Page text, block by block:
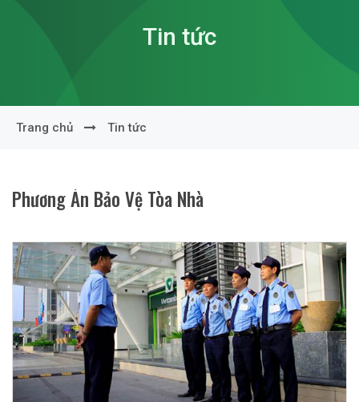
Tin tức
Trang chủ Tin tức
Phương Án Bảo Vệ Tòa Nhà